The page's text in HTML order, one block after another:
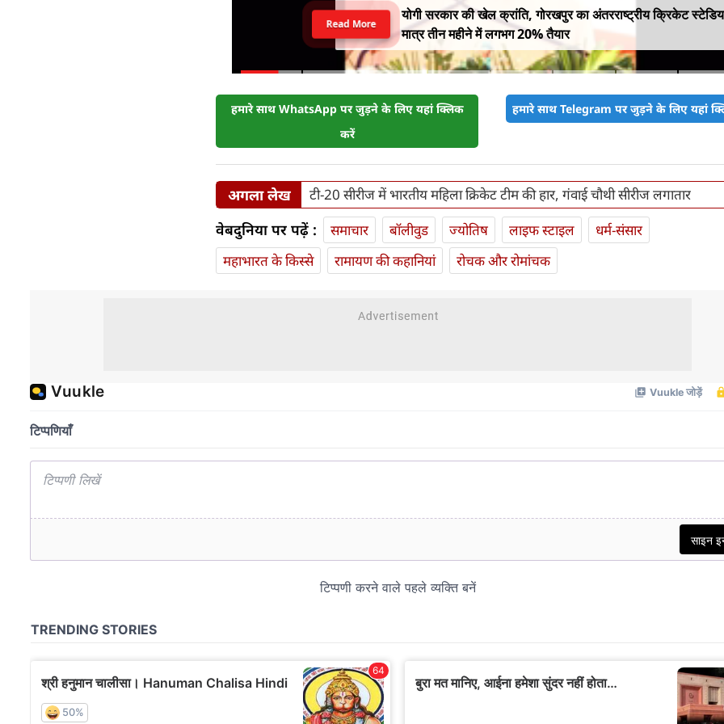
योगी सरकार की खेल क्रांति, गोरखपुर का अंतरराष्ट्रीय क्रिकेट
मात्र तीन महीने में लगभग 20% तैयार
Read More
हमारे साथ WhatsApp पर जुड़ने के लिए यहां क्लिक
करें
हमारे साथ Telegram पर जुड़ने के लिए यहां
अगला लेख टी-20 सीरीज में भारतीय महिला क्रिकेट टीम की हार, गंवाई चौथी सीरीज लगातार
वेबदुनिया पर पढ़ें : समाचार बॉलीवुड ज्योतिष लाइफ स्‍टाइल
धर्म-संसार
महाभारत के किस्से
रामायण की कहानियां रोचक और रोमांचक